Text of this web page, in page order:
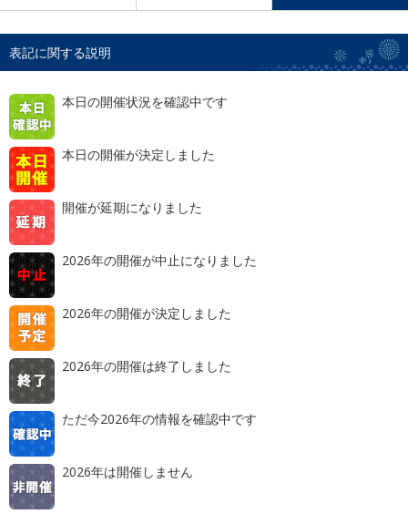
表記に関する説明
本日の開催状況を確認中です
本日の開催が決定しました
開催が延期になりました
2026年の開催が中止になりました
2026年の開催が決定しました
2026年の開催は終了しました
ただ今2026年の情報を確認中です
2026年は開催しません